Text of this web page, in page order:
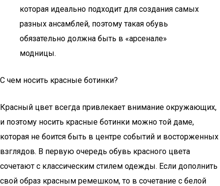
которая идеально подходит для создания самых
разных ансамблей, поэтому такая обувь
обязательно должна быть в «арсенале»
модницы.
С чем носить красные ботинки?
Красный цвет всегда привлекает внимание окружающих,
и поэтому носить красные ботинки можно той даме,
которая не боится быть в центре событий и восторженных
взглядов. В первую очередь обувь красного цвета
сочетают с классическим стилем одежды. Если дополнить
свой образ красным ремешком, то в сочетание с белой